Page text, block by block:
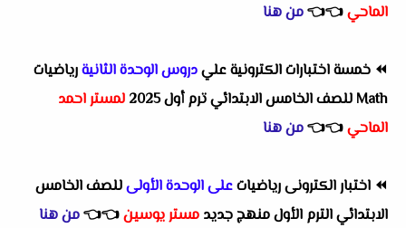
الماحي👈
👈من هنا
⏪ خمسة اختبارات الكترونية عليدروس الوحدة الثانيةرياضيات
Math للصف الخامس الابتدائي ترم أول 2025
لمستر احمد
الماحي👈
👈من هنا
⏪ اختبار الكترونى رياضياتعلى الوحدة الأولىللصف الخامس
الابتدائي الترم الأول منهج جديد مستر يوسين👈
👈من هنا